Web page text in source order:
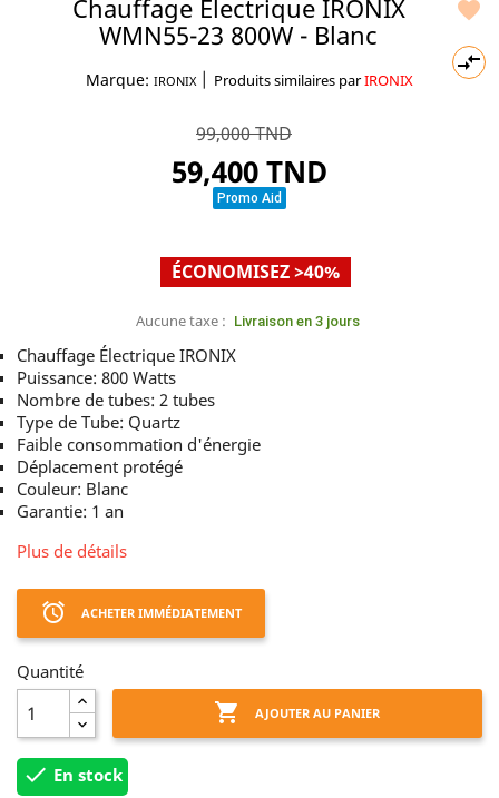


Chauffage Électrique IRONIX
WMN55-23 800W - Blanc
Marque: IRONIX | Produits similaires parIRONIX
99,000 TND
59,400 TND
Promo Aid
ÉCONOMISEZ >40%
Aucune taxe : Livraison en 3 jours
Chauffage Électrique IRONIX
Puissance: 800 Watts
Nombre de tubes: 2 tubes
Type de Tube: Quartz
Faible consommation d'énergie
Déplacement protégé
Couleur: Blanc
Garantie: 1 an
Plus de détails
access_alarm ACHETER IMMÉDIATEMENT
Quantité
 AJOUTER AU PANIER
 En stock